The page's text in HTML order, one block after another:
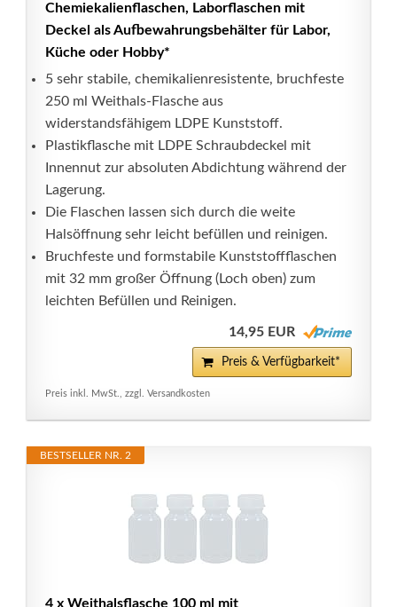
Chemiekalienflaschen, Laborflaschen mit
Deckel als Aufbewahrungsbehälter für Labor,
Küche oder Hobby*
5 sehr stabile, chemikalienresistente, bruchfeste
250 ml Weithals-Flasche aus
widerstandsfähigem LDPE Kunststoff.
Plastikflasche mit LDPE Schraubdeckel mit
Innennut zur absoluten Abdichtung während der
Lagerung.
Die Flaschen lassen sich durch die weite
Halsöffnung sehr leicht befüllen und reinigen.
Bruchfeste und formstabile Kunststoffflaschen
mit 32 mm großer Öffnung (Loch oben) zum
leichten Befüllen und Reinigen.
14,95 EUR
Preis & Verfügbarkeit*
Preis inkl. MwSt., zzgl. Versandkosten
BESTSELLER NR. 2
4 x Weithalsflasche 100 ml mit